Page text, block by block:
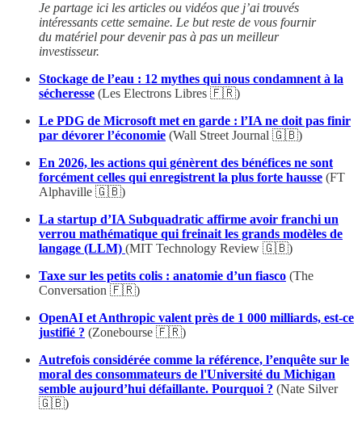
Je partage ici les articles ou vidéos que j’ai trouvés
intéressants cette semaine. Le but reste de vous fournir
du matériel pour devenir pas à pas un meilleur
investisseur.
Stockage de l’eau : 12 mythes qui nous condamnent à la
sécheresse (Les Electrons Libres 🇫🇷)
Le PDG de Microsoft met en garde : l’IA ne doit pas finir
par dévorer l’économie (Wall Street Journal 🇬🇧)
En 2026, les actions qui génèrent des bénéfices ne sont
forcément celles qui enregistrent la plus forte hausse (FT
Alphaville 🇬🇧)
La startup d’IA Subquadratic affirme avoir franchi un
verrou mathématique qui freinait les grands modèles de
langage (LLM) (MIT Technology Review 🇬🇧)
Taxe sur les petits colis : anatomie d’un fiasco (The
Conversation 🇫🇷)
OpenAI et Anthropic valent près de 1 000 milliards, est-ce
justifié ? (Zonebourse 🇫🇷)
Autrefois considérée comme la référence, l’enquête sur le
moral des consommateurs de l'Université du Michigan
semble aujourd’hui défaillante. Pourquoi ? (Nate Silver
🇬🇧)